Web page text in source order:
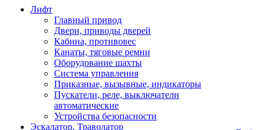
Лифт
Главный привод
Двери, приводы дверей
Кабина, противовес
Канаты, тяговые ремни
Оборудование шахты
Система управления
Приказные, вызывные, индикаторы
Пускатели, реле, выключатели
автоматические
Устройства безопасности
Эскалатор, Траволатор